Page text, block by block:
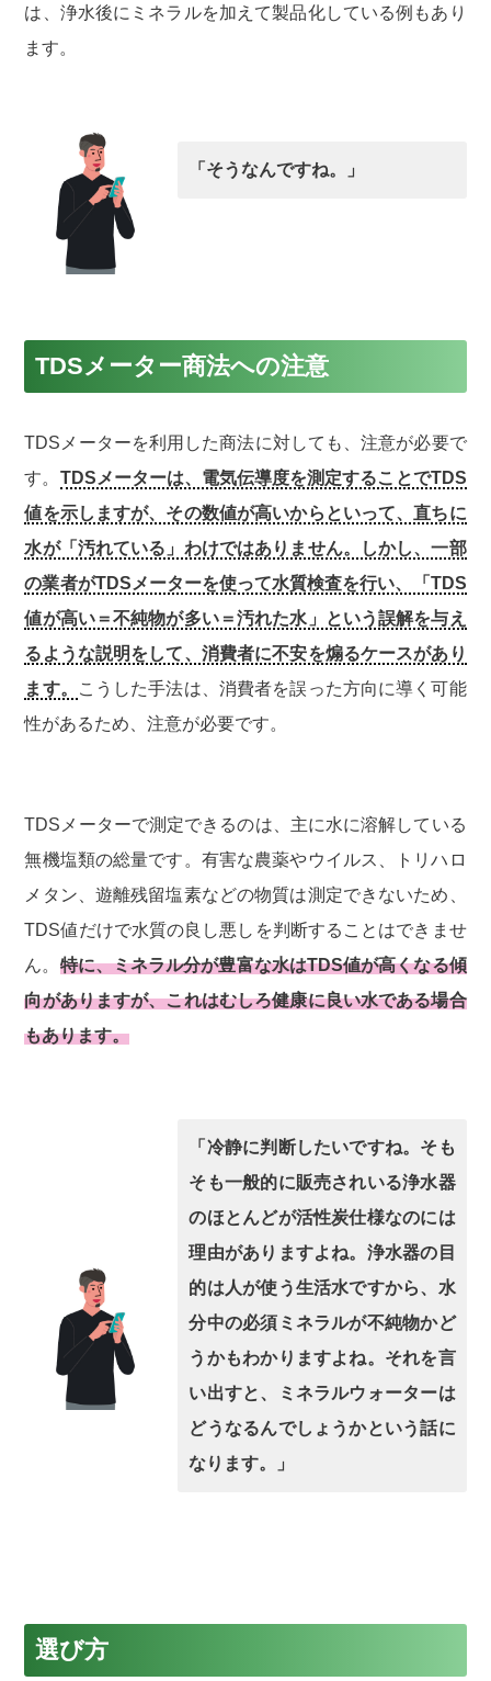
は、浄水後にミネラルを加えて製品化している例もあり
ます。
「そうなんですね。」
TDSメーター商法への注意
TDSメーターを利用した商法に対しても、注意が必要で
す。 TDSメーターは、電気伝導度を測定することでTDS
値を示しますが、その数値が高いからといって、直ちに
水が「汚れている」わけではありません。しかし、一部
の業者がTDSメーターを使って水質検査を行い、「TDS
値が高い＝不純物が多い＝汚れた水」という誤解を与え
るような説明をして、消費者に不安を煽るケースがあり
ます。
こうした手法は、消費者を誤った方向に導く可能
性があるため、注意が必要です。
TDSメーターで測定できるのは、主に水に溶解している
無機塩類の総量です。有害な農薬やウイルス、トリハロ
メタン、遊離残留塩素などの物質は測定できないため、
TDS値だけで水質の良し悪しを判断することはできませ
ん。 特に、ミネラル分が豊富な水はTDS値が高くなる傾
向がありますが、これはむしろ健康に良い水である場合
もあります。
「冷静に判断したいですね。そも
そも一般的に販売されいる浄水器
のほとんどが活性炭仕様なのには
理由がありますよね。浄水器の目
的は人が使う生活水ですから、水
分中の必須ミネラルが不純物かど
うかもわかりますよね。それを言
い出すと、ミネラルウォーターは
どうなるんでしょうかという話に
なります。」
選び方